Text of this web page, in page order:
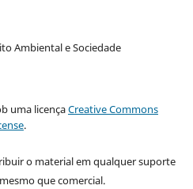
Ambiental e Sociedade
uma licençaCreative Commons
.
o material em qualquer suporte
que comercial.